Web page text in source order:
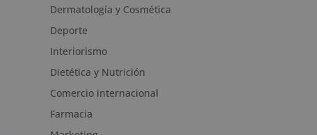
Dermatología y Cosmética
Deporte
Interiorismo
Dietética y Nutrición
Comercio internacional
Farmacia